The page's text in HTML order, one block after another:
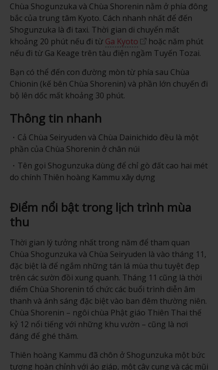
Chùa Shogunzuka và Chùa Shorenin nằm ở phía đông
bắc của trung tâm Kyoto. Cách nhanh nhất để đến
Shogunzuka là đi taxi. Thời gian di chuyển mất
khoảng 20 phút nếu đi từ Ga Kyoto
hoặc năm phút
nếu đi từ Ga Keage trên tàu điện ngầm Tuyến Tozai.
Bạn có thể đến con đường mòn từ phía sau Chùa
Chionin (kế bên Chùa Shorenin) và phần lớn chuyến đi
bộ lên dốc mất khoảng 30 phút.
Thông tin nhanh
Cả Chùa Seiryuden và Chùa Dainichido đều là một
phần của Chùa Shorenin ở chân núi
Tên gọi Shogunzuka dùng để chỉ gò đất cao hai mét
do chính Thiên hoàng Kammu xây dựng
Điểm nổi bật trong lịch trình mùa
thu
Thời gian lý tưởng nhất trong năm để tham quan
Chùa Shogunzuka và Chùa Seiryuden là vào tháng 11,
đặc biệt là để ngắm những tán lá mùa thu tuyệt đẹp
trên các sườn đồi xung quanh. Tháng 11 cũng là thời
điểm Chùa Shorenin tổ chức các buổi trình diễn âm
thanh và ánh sáng đặc biệt vào ban đêm thường niên.
Chùa Shorenin – ngôi chùa Phật giáo Thiên Thai thế
kỷ 12 nổi tiếng với những khu vườn – cũng là nơi
đáng để ghé thăm.
Thiên hoàng Kammu đã chôn ở Shogunzuka một bức
tượng hoàn chỉnh với áo giáp, một cây cung và các mũi